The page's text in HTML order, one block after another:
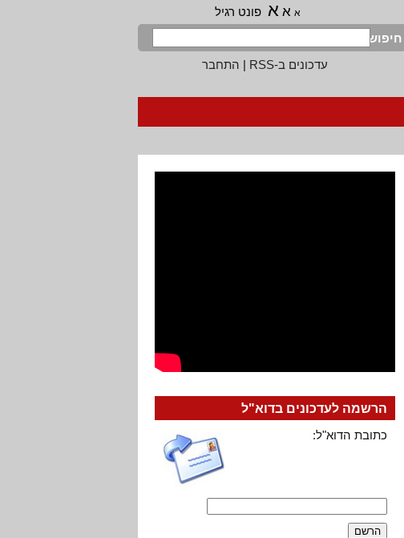
א א א פונט רגיל
חיפוש
עדכונים ב-RSS
| התחבר
הרשמה לעדכונים בדוא"ל
כתובת הדוא"ל: